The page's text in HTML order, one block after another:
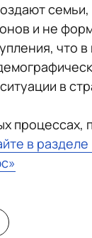
и не
что в
в
процессах,
в